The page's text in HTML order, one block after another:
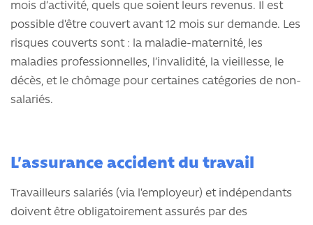
mois d’activité, quels que soient leurs revenus. Il est
possible d’être couvert avant 12 mois sur demande. Les
risques couverts sont : la maladie-maternité, les
maladies professionnelles, l’invalidité, la vieillesse, le
décès, et le chômage pour certaines catégories de non-
salariés.
L’assurance accident du travail
Travailleurs salariés (via l’employeur) et indépendants
doivent être obligatoirement assurés par des